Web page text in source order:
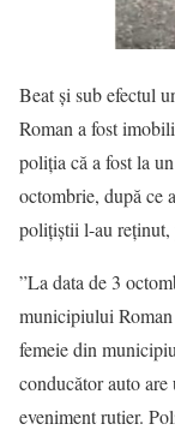
Beat și sub efectul
Roman a fost
poliția că a fost la
octombrie, după ce
polițiștii l-au reținut,
”La data de 3
municipiului Roman
femeie din
conducător auto
eveniment rutier.